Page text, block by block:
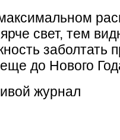
свет, тем
до Нового
журнал